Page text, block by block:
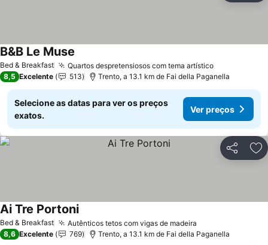
Bed & Breakfast Quartos despretensiosos com tema artístico
B&B Le Muse
8,5 Excelente 513 Trento, a 13.1 km de Fai della Paganella
Selecione as datas para ver os preços
exatos.
Ver preços
Partilhar
Bed & Breakfast Autênticos tetos com vigas de madeira
Ai Tre Portoni
8,6 Excelente 769 Trento, a 13.1 km de Fai della Paganella